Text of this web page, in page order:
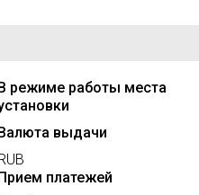
режиме работы места
выдачи
платежей